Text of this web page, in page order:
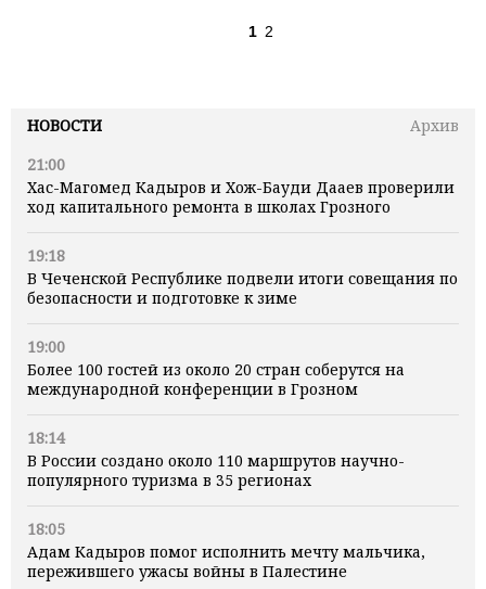
НОВОСТИ
Архив
21:00
Хас-Магомед Кадыров и Хож-Бауди Дааев проверили
ход капитального ремонта в школах Грозного
19:18
В Чеченской Республике подвели итоги совещания по
безопасности и подготовке к зиме
19:00
Более 100 гостей из около 20 стран соберутся на
международной конференции в Грозном
18:14
В России создано около 110 маршрутов научно-
популярного туризма в 35 регионах
18:05
Адам Кадыров помог исполнить мечту мальчика,
пережившего ужасы войны в Палестине
1 2